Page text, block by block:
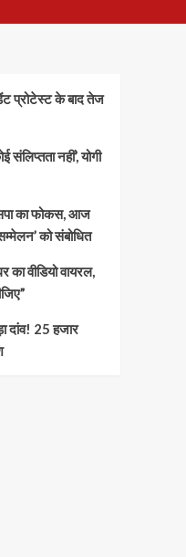
प्रोटेस्ट के बाद तेज
संलिप्तता नहीं’, योगी
का फोकस, आज
को संबोधित
का वीडियो वायरल,
दांव! 25 हजार